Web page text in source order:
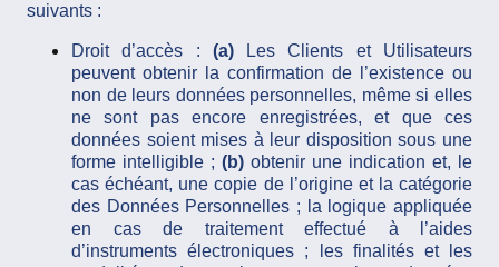
suivants :
Droit d’accès : (a)Les Clients et Utilisateurs
peuvent obtenir la confirmation de l’existence ou
non de leurs données personnelles, même si elles
ne sont pas encore enregistrées, et que ces
données soient mises à leur disposition sous une
forme intelligible ; (b) obtenir une indication et, le
cas échéant, une copie de l’origine et la catégorie
des Données Personnelles ; la logique appliquée
en cas de traitement effectué à l’aides
d’instruments électroniques ; les finalités et les